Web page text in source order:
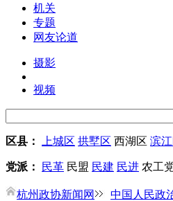
机关
专题
网友论道
摄影
视频
区县： 上城区 拱墅区 西湖区 滨
党派： 民革 民盟 民建 民进 农工
杭州政协新闻网 中国人民政